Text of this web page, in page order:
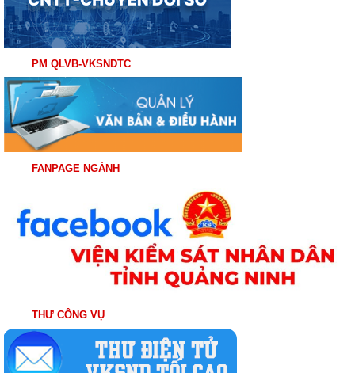
PM QLVB-VKSNDTC
FANPAGE NGÀNH
THƯ CÔNG VỤ